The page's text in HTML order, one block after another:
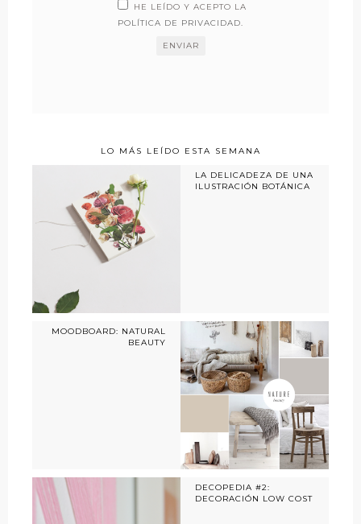
HE LEÍDO Y ACEPTO LA
POLÍTICA DE PRIVACIDAD.
LO MÁS LEÍDO ESTA SEMANA
LA DELICADEZA DE UNA
ILUSTRACIÓN BOTÁNICA
MOODBOARD: NATURAL
BEAUTY
DECOPEDIA #2:
DECORACIÓN LOW COST